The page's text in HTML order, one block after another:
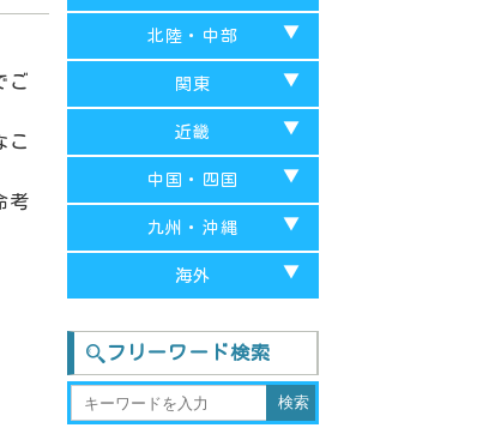
ご
こ
考
北海道
青森
秋田
岩手
山形
宮城
北陸・中部
富山
山梨
岐阜
愛知
新潟
石川
福井
長野
関東
千葉
埼玉
東京都
栃木
群馬
茨城
近畿
京都府
兵庫
和歌山
奈良
滋賀
中国・四国
山口
岡山
広島
鳥取
九州・沖縄
福岡
大分
佐賀
海外
台湾-台北
台湾-台南
フリーワード検索